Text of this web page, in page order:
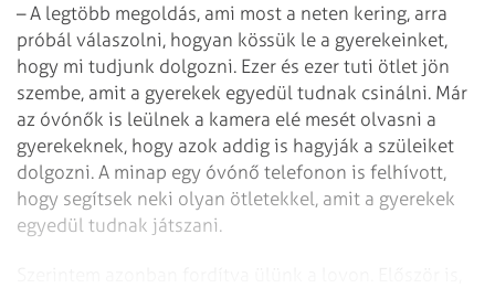
– A legtöbb megoldás, ami most a neten kering, arra
próbál válaszolni, hogyan kössük le a gyerekeinket,
hogy mi tudjunk dolgozni. Ezer és ezer tuti ötlet jön
szembe, amit a gyerekek egyedül tudnak csinálni. Már
az óvónők is leülnek a kamera elé mesét olvasni a
gyerekeknek, hogy azok addig is hagyják a szüleiket
dolgozni. A minap egy óvónő telefonon is felhívott,
hogy segítsek neki olyan ötletekkel, amit a gyerekek
egyedül tudnak játszani.